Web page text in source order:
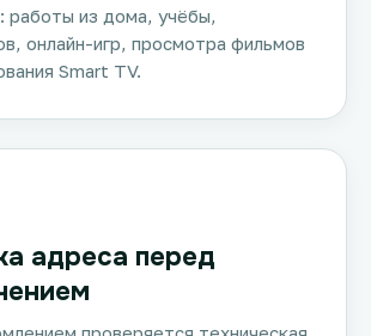
работы из дома, учёбы,
онлайн-игр, просмотра фильмов
Smart TV.
адреса перед